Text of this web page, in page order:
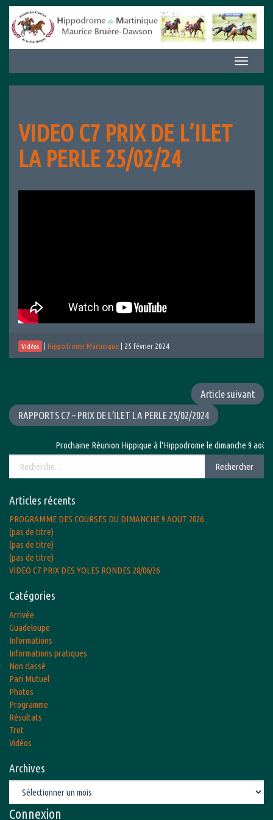
Aller
contenu
Afficher/
la
VIDEO C7 PRIX DE L’ILET
LA PERLE 25/02/24
Vidéos Hippodrome Martinique 25 février 2024
Article suivant
RAPPORTS C7 – PRIX DE L’ILET LA PERLE 25/02/2024
Prochaine Réunion Hippique à l'Hippodrome le dimanche 9 août
Rechercher
Articles récents
PROGRAMME DES COURSES DU DIMANCHE 9 AOUT 2026
(pas de titre)
(pas de titre)
(pas de titre)
VIDEO C7 PRIX DES YOLES RONDES 28/06/26
Catégories
Arrivée
Guadeloupe
Informations
Informations pratiques
Non classé
Pari Mutuel
Photos
Programme
Résultats
Trot
Vidéos
Archives
Connexion